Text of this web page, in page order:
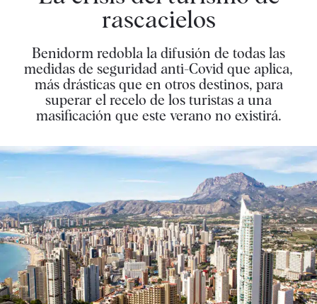
rascacielos
Benidorm redobla la difusión de todas las
medidas de seguridad anti-Covid que aplica,
más drásticas que en otros destinos, para
superar el recelo de los turistas a una
masificación que este verano no existirá.